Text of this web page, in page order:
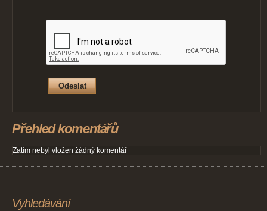
Přehled komentářů
Zatím nebyl vložen žádný komentář
Vyhledávání